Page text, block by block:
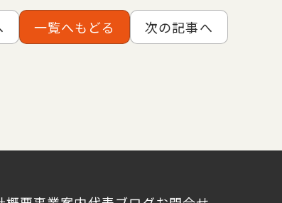
一覧へもどる 次の記事へ